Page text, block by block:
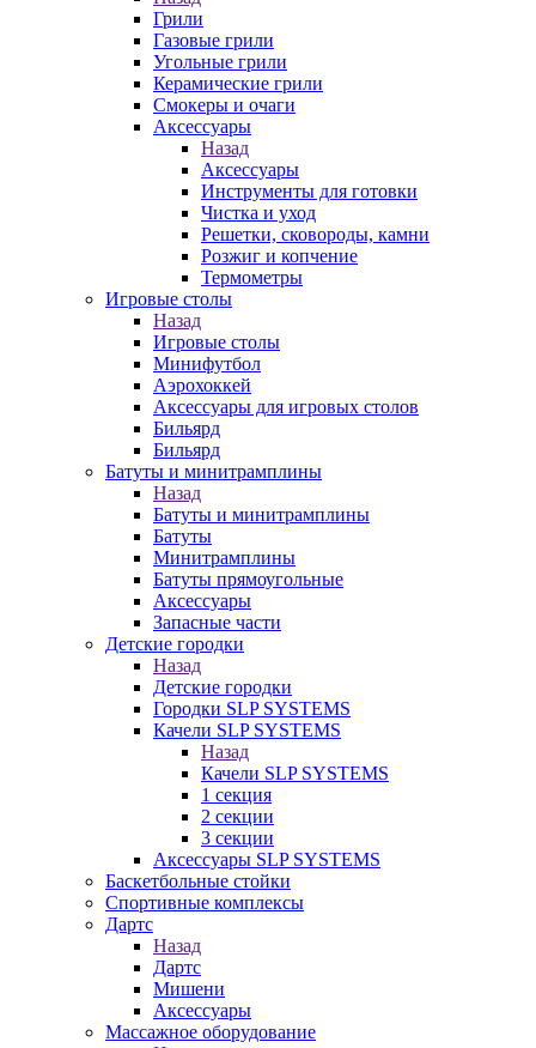
Грили
Газовые грили
Угольные грили
Керамические грили
Смокеры и очаги
Аксессуары
Назад
Аксессуары
Инструменты для готовки
Чистка и уход
Решетки, сковороды, камни
Розжиг и копчение
Термометры
Игровые столы
Назад
Игровые столы
Минифутбол
Аэрохоккей
Аксессуары для игровых столов
Бильяpд
Бильяpд
Батуты и минитрамплины
Назад
Батуты и минитрамплины
Батуты
Минитрамплины
Батуты прямоугольные
Аксессуары
Запасные части
Детские городки
Назад
Детские городки
Городки SLP SYSTEMS
Качели SLP SYSTEMS
Назад
Качели SLP SYSTEMS
1 секция
2 секции
3 секции
Аксессуары SLP SYSTEMS
Баскетбольные стойки
Спортивные комплексы
Дартс
Назад
Дартс
Мишени
Аксессуары
Массажное оборудование